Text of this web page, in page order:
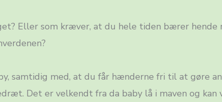
Eller som kræver, at du hele tiden bærer
samtidig med, at du får hænderne fri til at gøre
Det er velkendt fra da baby lå i maven og